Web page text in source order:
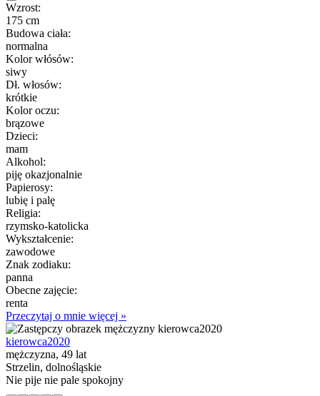
Wzrost:
175 cm
Budowa ciała:
normalna
Kolor włósów:
siwy
Dł. włosów:
krótkie
Kolor oczu:
brązowe
Dzieci:
mam
Alkohol:
piję okazjonalnie
Papierosy:
lubię i palę
Religia:
rzymsko-katolicka
Wykształcenie:
zawodowe
Znak zodiaku:
panna
Obecne zajęcie:
renta
Przeczytaj o mnie więcej »
kierowca2020
mężczyzna, 49 lat
Strzelin, dolnośląskie
Nie pije nie pale spokojny